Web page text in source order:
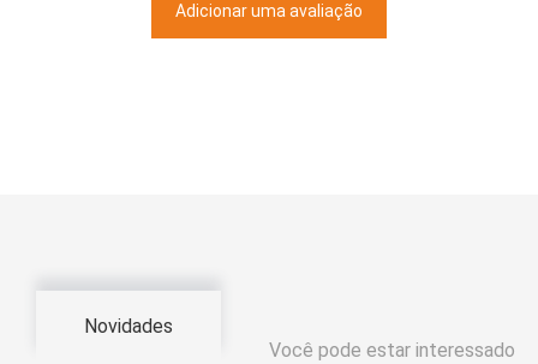
Adicionar uma avaliação
Novidades
Você pode estar interessado